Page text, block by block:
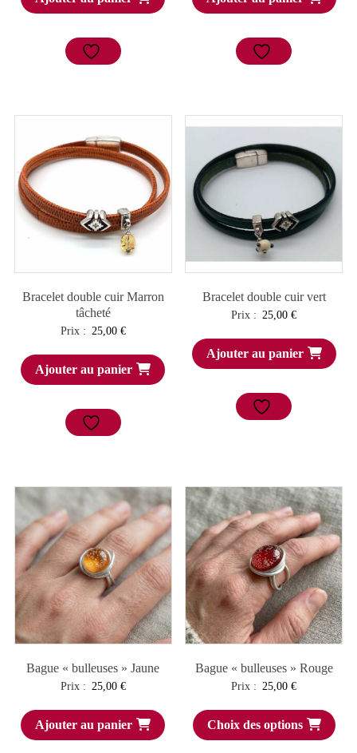
Bracelet double cuir Marron
tâcheté
Prix : 25,00 €
Ajouter au panier
Bracelet double cuir vert
Prix : 25,00€
Ajouter au panier
Bague « bulleuses » Jaune
Prix : 25,00 €
Ajouter au panier
Bague « bulleuses » Rouge
Prix : 25,00€
Choix des options